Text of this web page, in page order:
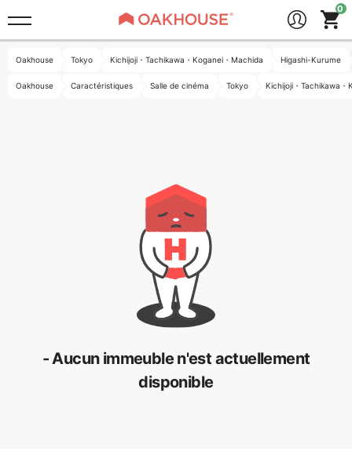
Oakhouse Tokyo Kichijoji・Tachikawa・Koganei・Machida Higashi-Kurume
Oakhouse Caractéristiques Salle de cinéma Tokyo Kichijoji・Tachikawa
- Aucun immeuble n'est actuellement
disponible